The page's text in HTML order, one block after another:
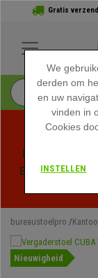
Gratis
Profiteer van
Exclusieve
bureaustoelpro
Nieuwigheid
We
derden om
en uw
vinden in
Cookies
INSTELLEN